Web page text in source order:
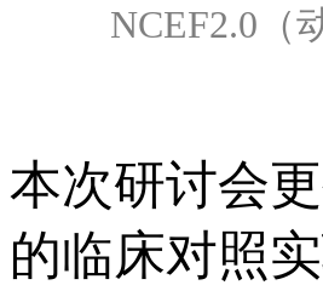
NCEF2.0
本次研讨会
的临床对照